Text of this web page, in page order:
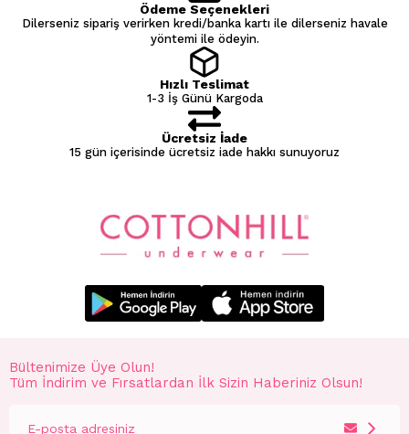
Ödeme Seçenekleri
Dilerseniz sipariş verirken kredi/banka kartı ile dilerseniz havale
yöntemi ile ödeyin.
Hızlı Teslimat
1-3 İş Günü Kargoda
Ücretsiz İade
15 gün içerisinde ücretsiz iade hakkı sunuyoruz
Bültenimize Üye Olun!
Tüm İndirim ve Fırsatlardan İlk Sizin Haberiniz Olsun!